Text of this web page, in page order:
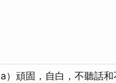
）頑固，自白，不聽話